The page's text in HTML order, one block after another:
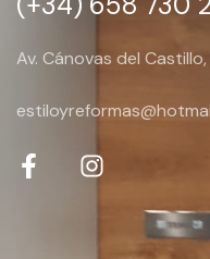
Av. Cánovas del